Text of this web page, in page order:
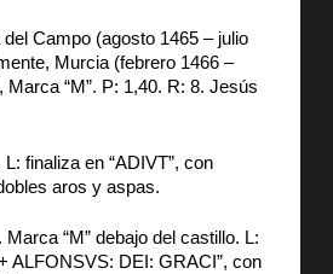
Campo (agosto 1465 – julio
Murcia (febrero 1466 –
Marca “M”. P: 1,40. R: 8. Jesús
finaliza en “ADIVT”, con
aros y aspas.
“M” debajo del castillo. L:
ALFONSVS: DEI: GRACI”, con